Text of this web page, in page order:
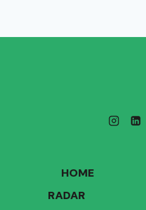
HOME
RADAR